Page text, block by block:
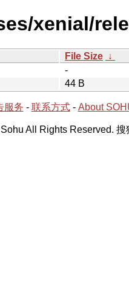
xenial/
File Size ↓
-
44 B
服务 - 联系方式- About
All Rights Reserved. 搜